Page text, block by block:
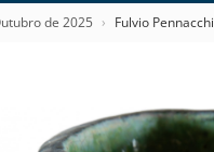
de 2025 Fulvio Pennacchi